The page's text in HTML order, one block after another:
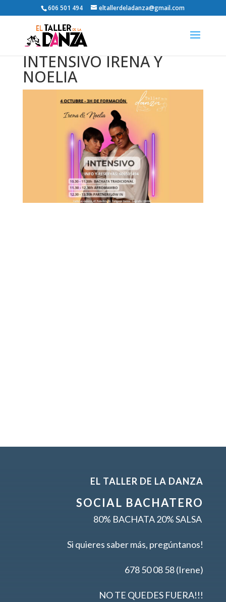
606 501 494 eltallerdeladanza@gmail.com
INTENSIVO IRENA Y
NOELIA
EL TALLER DE LA DANZA
SOCIAL BACHATERO
80% BACHATA 20% SALSA
Si quieres saber más, pregúntanos!
678 50 08 58 (Irene)
NO TE QUEDES FUERA!!!